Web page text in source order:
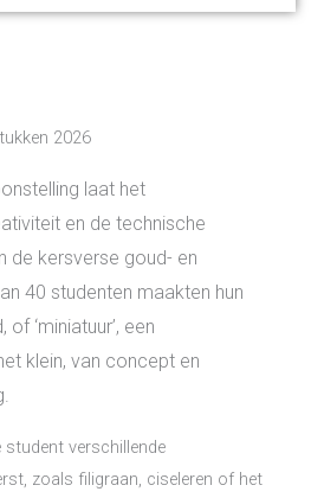
2026
laat het
en de technische
de kersverse goud- en
40 studenten maakten hun
of ‘miniatuur’, een
klein, van concept en
verschillende
zoals filigraan, ciseleren of het